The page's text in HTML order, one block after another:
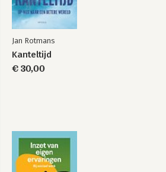
Jan Rotmans
Kanteltijd
€ 30,00